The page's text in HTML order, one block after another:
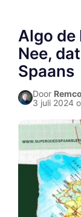
Algo de
Nee,
Spaans
Door
3 juli 2024